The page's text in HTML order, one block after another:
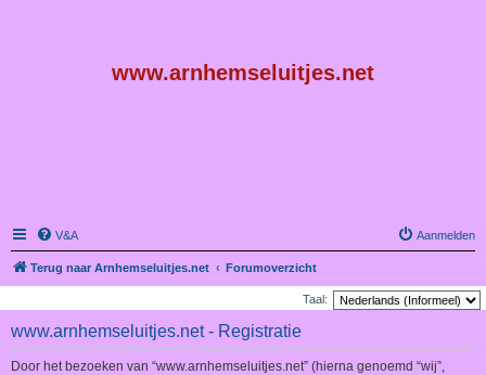
www.arnhemseluitjes.net
V&A Aanmelden
Terug naar Arnhemseluitjes.net Forumoverzicht
Taal:
www.arnhemseluitjes.net - Registratie
Door het bezoeken van “www.arnhemseluitjes.net” (hierna genoemd “wij”,